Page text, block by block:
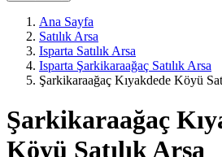
Ana Sayfa
Satılık Arsa
Isparta Satılık Arsa
Isparta Şarkikaraağaç Satılık Arsa
Şarkikaraağaç Kıyakdede Köyü
Şarkikaraağaç
Köyü Satılık Arsa